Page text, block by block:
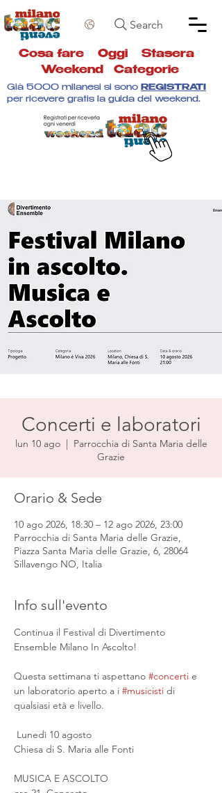
Search
Cosa fare Oggi Stasera
Weekend
Categorie
Già 5000 milanesi si sono REGISTRATI
per ricevere gratis la guida del weekend.
Concerti e laboratori
lun 10 ago
  |
Parrocchia di Santa Maria delle
Grazie
Orario & Sede
10 ago 2026, 18:30 – 12 ago 2026, 23:00
Parrocchia di Santa Maria delle Grazie,
Piazza Santa Maria delle Grazie, 6, 28064
Sillavengo NO, Italia
Info sull'evento
Continua il Festival di Divertimento
Ensemble Milano In Ascolto!
Questa settimana ti aspettano #concerti e
un laboratorio aperto a i #musicisti di
qualsiasi età e livello.
Lunedì 10 agosto
Chiesa di S. Maria alle Fonti
MUSICA E ASCOLTO